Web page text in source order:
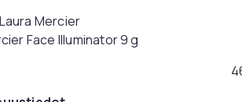
Mercier
Face Illuminator 9 g